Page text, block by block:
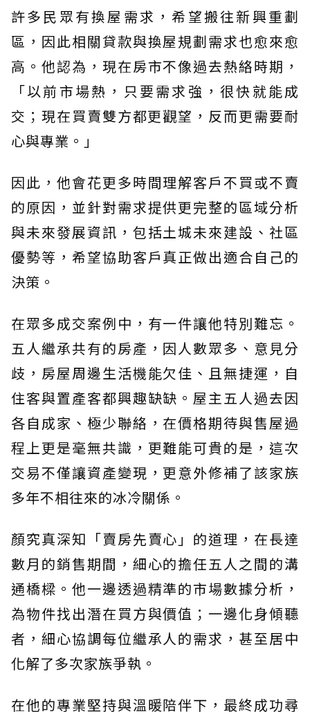
許多民眾有換屋需求，希望搬往新興重劃
區，因此相關貸款與換屋規劃需求也愈來愈
高。他認為，現在房市不像過去熱絡時期，
「以前市場熱，只要需求強，很快就能成
交；現在買賣雙方都更觀望，反而更需要耐
心與專業。」
因此，他會花更多時間理解客戶不買或不賣
的原因，並針對需求提供更完整的區域分析
與未來發展資訊，包括土城未來建設、社區
優勢等，希望協助客戶真正做出適合自己的
決策。
在眾多成交案例中，有一件讓他特別難忘。
五人繼承共有的房產，因人數眾多、意見分
歧，房屋周邊生活機能欠佳、且無捷運，自
住客與置產客都興趣缺缺。屋主五人過去因
各自成家、極少聯絡，在價格期待與售屋過
程上更是毫無共識，更難能可貴的是，這次
交易不僅讓資產變現，更意外修補了該家族
多年不相往來的冰冷關係。
顏究真深知「賣房先賣心」的道理，在長達
數月的銷售期間，細心的擔任五人之間的溝
通橋樑。他一邊透過精準的市場數據分析，
為物件找出潛在買方與價值；一邊化身傾聽
者，細心協調每位繼承人的需求，甚至居中
化解了多次家族爭執。
在他的專業堅持與溫暖陪伴下，最終成功尋